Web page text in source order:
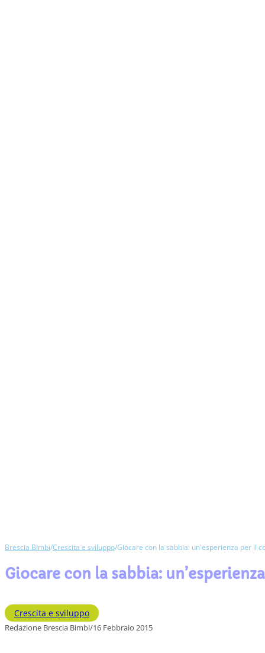
Brescia Bimbi/Crescita e sviluppo/Giocare con la sabbia: un'esperienza per il
Giocare con la sabbia:
Crescita e sviluppo
Redazione Brescia Bimbi/16 Febbraio 2015